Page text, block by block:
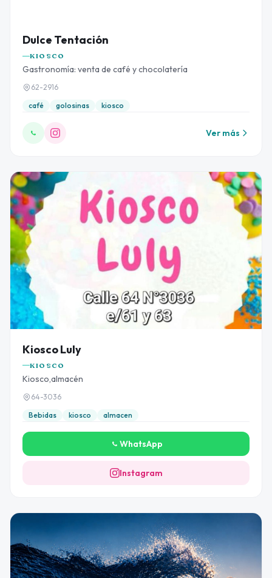
Dulce Tentación
KIOSCO
Gastronomía: venta de café y chocolatería
62-2916
café
golosinas kiosco
Ver más
Kiosco Luly
KIOSCO
Kiosco,almacén
64-3036
Bebidas
kiosco almacen
WhatsApp
Instagram